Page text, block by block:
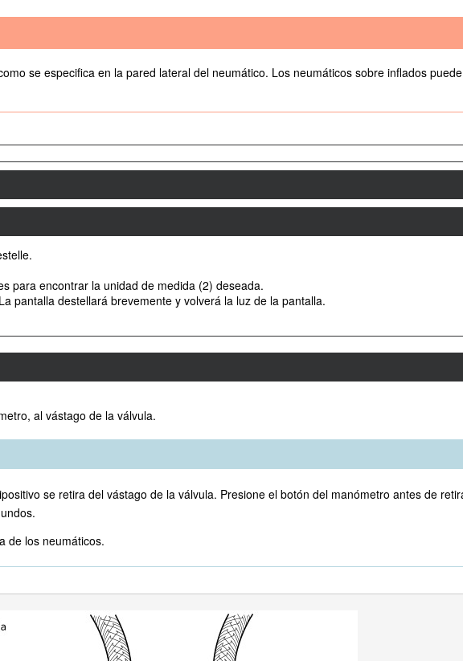
se especifica en la pared lateral del neumático. Los neumáticos sobre inflados
para encontrar la unidad de medida (2) deseada.
pantalla destellará brevemente y volverá la luz de la pantalla.
al vástago de la válvula.
se retira del vástago de la válvula. Presione el botón del manómetro antes de
de los neumáticos.